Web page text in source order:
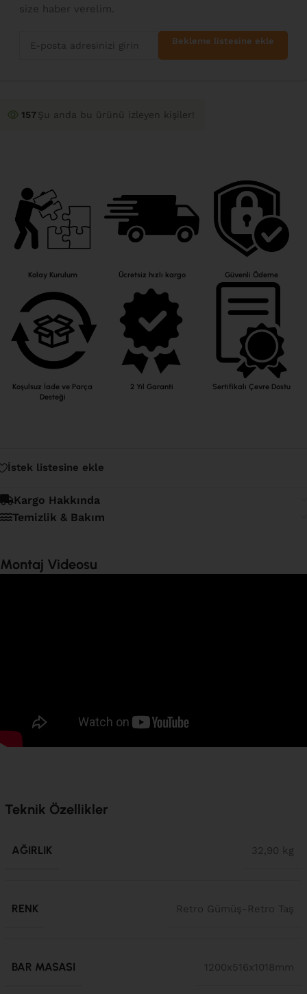
size haber verelim.
Bekleme listesine ekle
157Şu anda bu ürünü izleyen kişiler!
Kolay Kurulum
Koşulsuz İade ve Parça
Desteği
Ücretsiz hızlı kargo
2 Yıl Garanti
Güvenli Ödeme
Sertifikalı Çevre Dostu
İstek listesine ekle
Kargo Hakkında
Temizlik & Bakım
Montaj Videosu
Teknik Özellikler
AĞIRLIK 32,90 kg
RENK Retro Gümüş-Retro Taş
BAR MASASI 1200x516x1018mm